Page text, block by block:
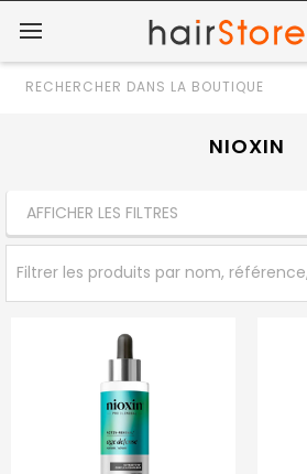
Rechercher
NIOXIN
AFFICHER LES FILTRES